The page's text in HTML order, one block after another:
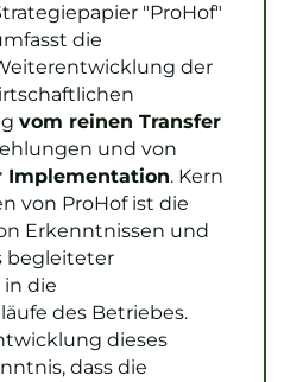
"ProHof"
die
der
vom reinen Transfer
und von
Implementation. Kern
von ProHof ist die
Erkenntnissen und
begleiteter
in die
des Betriebes.
dieses
dass die